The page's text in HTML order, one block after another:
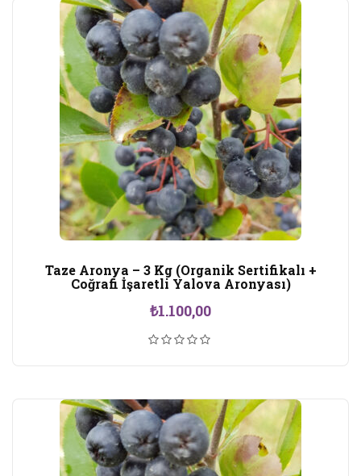
Taze Aronya – 3 Kg (Organik Sertifikalı +
Coğrafi İşaretli Yalova Aronyası)
₺1.100,00